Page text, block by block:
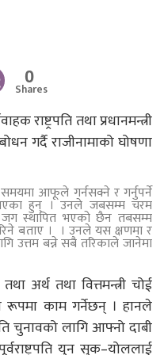
0
Shares
राष्ट्रपति तथा प्रधानमन्त्री
गर्दै राजीनामाको घोषणा
आफूले गर्नसक्ने र गर्नुपर्ने
हुन् । उनले जबसम्म चरम
जग स्थापित भएको छैन तबसम्म
बताए । । उनले यस क्षणमा र
उत्तम बन्ने सबै तरिकाले जानेमा
अर्थ तथा वित्तमन्त्री चोई
रूपमा काम गर्नेछन् । हानले
चुनावको लागि आफ्नो दाबी
युन सुक–योललाई